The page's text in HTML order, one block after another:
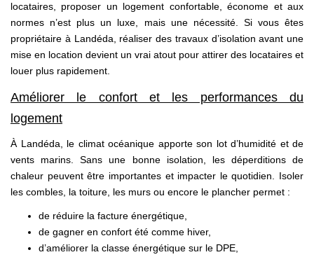
locataires, proposer un logement confortable, économe et aux
normes n’est plus un luxe, mais une nécessité. Si vous êtes
propriétaire à Landéda, réaliser des travaux d’isolation avant une
mise en location devient un vrai atout pour attirer des locataires et
louer plus rapidement.
Améliorer le confort et les performances du
logement
À Landéda, le climat océanique apporte son lot d’humidité et de
vents marins. Sans une bonne isolation, les déperditions de
chaleur peuvent être importantes et impacter le quotidien. Isoler
les combles, la toiture, les murs ou encore le plancher permet :
de réduire la facture énergétique,
de gagner en confort été comme hiver,
d’améliorer la classe énergétique sur le DPE,